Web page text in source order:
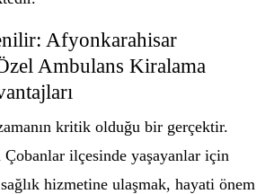
Afyonkarahisar
Ambulans Kiralama
kritik olduğu bir gerçektir.
Çobanlar ilçesinde yaşayanlar için
hizmetine ulaşmak, hayati önem